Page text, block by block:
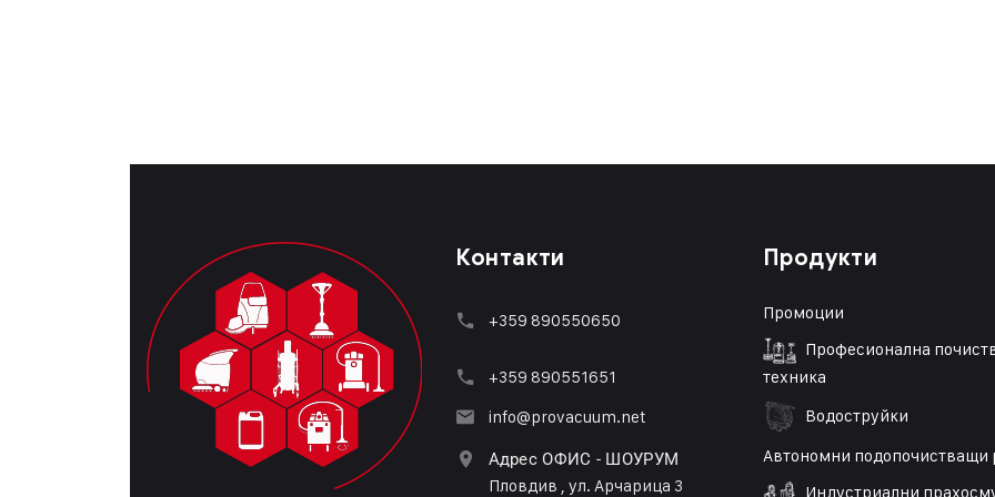
Контакти
+359 890550650
+359 890551651
info@provacuum.net
Адрес ОФИС - ШОУРУМ
Пловдив , ул. Арчарица 3
Продукти
Промоции
Професионална
техника
Водоструйки
Автономни подопочистващи
Индустриални